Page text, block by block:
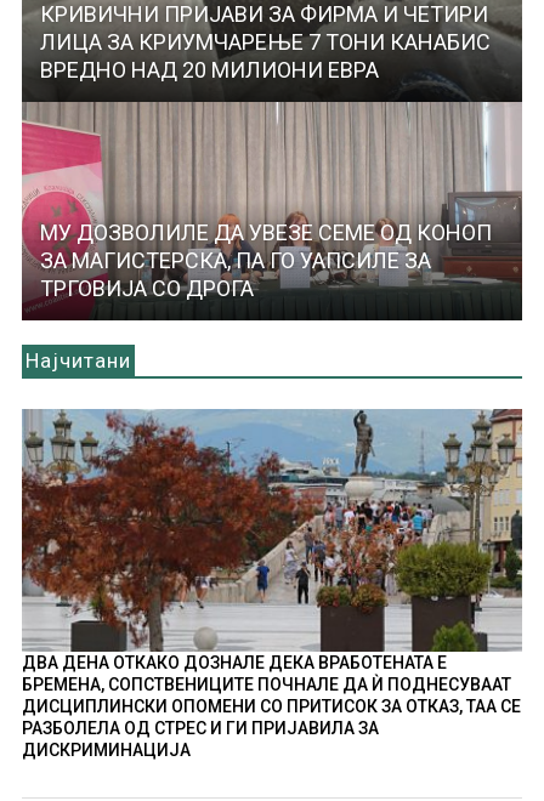
КРИВИЧНИ ПРИЈАВИ ЗА ФИРМА И ЧЕТИРИ
ЛИЦА ЗА КРИУМЧАРЕЊЕ 7 ТОНИ КАНАБИС
ВРЕДНО НАД 20 МИЛИОНИ ЕВРА
МУ ДОЗВОЛИЛЕ ДА УВЕЗЕ СЕМЕ ОД КОНОП
ЗА МАГИСТЕРСКА, ПА ГО УАПСИЛЕ ЗА
ТРГОВИЈА СО ДРОГА
Најчитани
ДВА ДЕНА ОТКАКО ДОЗНАЛЕ ДЕКА ВРАБОТЕНАТА Е
БРЕМЕНА, СОПСТВЕНИЦИТЕ ПОЧНАЛЕ ДА Ѝ ПОДНЕСУВААТ
ДИСЦИПЛИНСКИ ОПОМЕНИ СО ПРИТИСОК ЗА ОТКАЗ, ТАА СЕ
РАЗБОЛЕЛА ОД СТРЕС И ГИ ПРИЈАВИЛА ЗА
ДИСКРИМИНАЦИЈА